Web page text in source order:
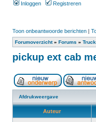
Inloggen Registreren
Toon onbeantwoorde berichten |
Forumoverzicht» Forums »
pickup ext cab
Afdrukweergave
Auteur